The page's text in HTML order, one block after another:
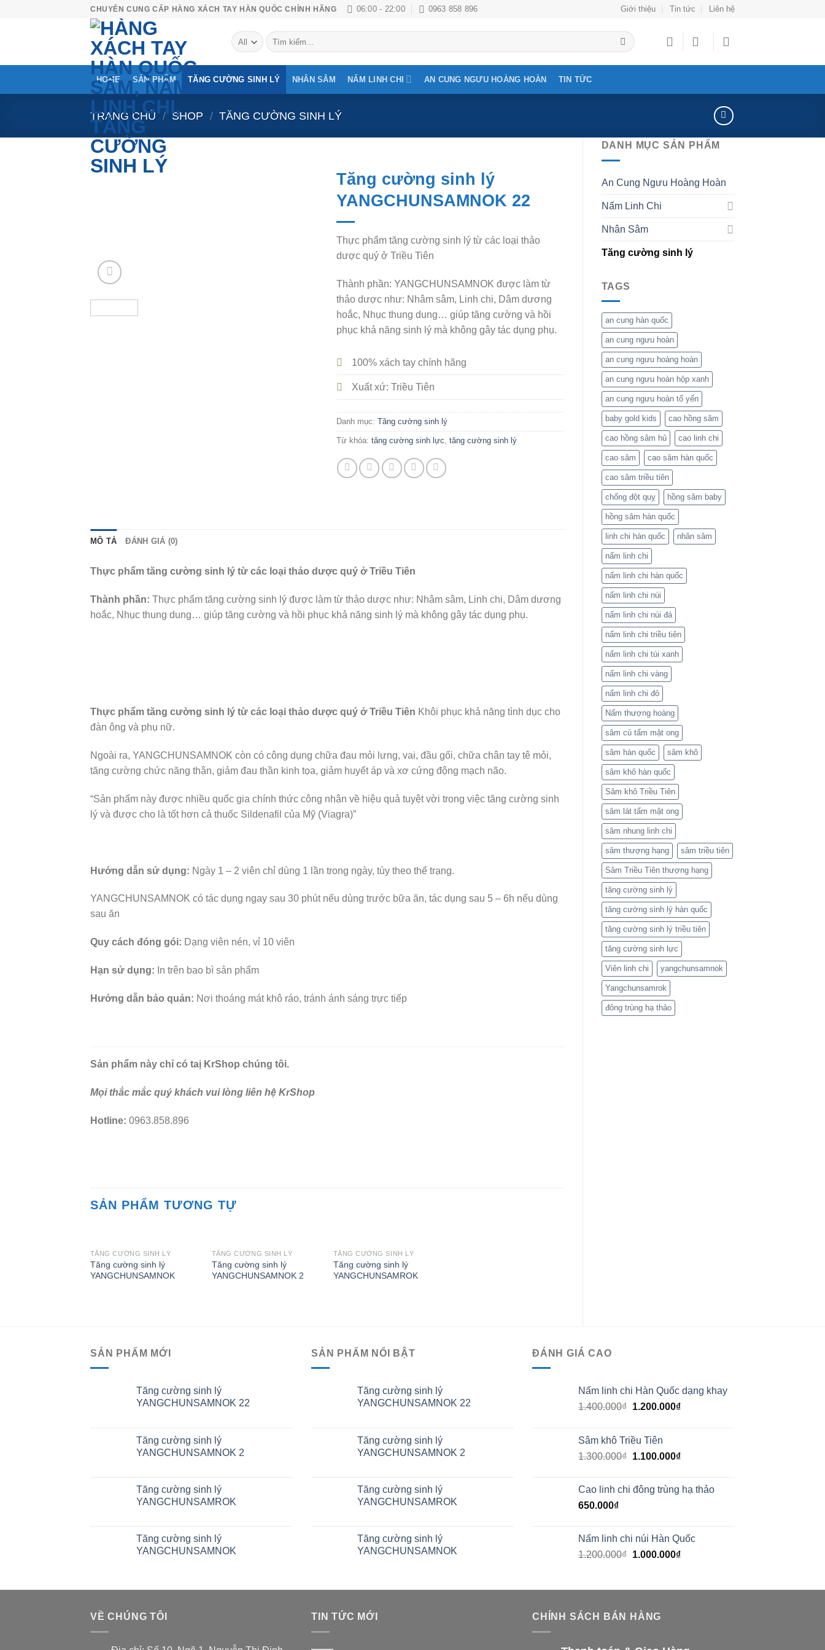
CHUYÊN CUNG CẤP HÀNG XÁCH TAY HÀN QUỐC CHÍNH HÃNG 06:00 - 22:00 0963 858 896 Giới thiệu Tin tức Liên hệ
Tìm
kiếm:
HOME SẢN PHẨM TĂNG CƯỜNG SINH LÝ NHÂN SÂM NẤM LINH CHI AN CUNG NGƯU HOÀNG HOÀN TIN TỨC
TRANG CHỦ / SHOP / TĂNG CƯỜNG SINH LÝ
DANH MỤC SẢN PHẨM
An Cung Ngưu Hoàng Hoàn
Nấm Linh Chi
Nhân Sâm
Tăng cường sinh lý
TAGS
an cung hàn quốc
an cung ngưu hoàn
an cung ngưu hoàng hoàn
an cung ngưu hoàn hộp xanh
an cung ngưu hoàn tổ yến
baby gold kids cao hồng sâm
cao hồng sâm hủ cao linh chi
cao sâm cao sâm hàn quốc
cao sâm triều tiên
chống đột quỵ hồng sâm baby
hồng sâm hàn quốc
linh chi hàn quốc nhân sâm
nấm linh chi
nấm linh chi hàn quốc
nấm linh chi núi
nấm linh chi núi đá
nấm linh chi triều tiên
nấm linh chi túi xanh
nấm linh chi vàng
nấm linh chi đỏ
Nấm thượng hoàng
sâm củ tẩm mật ong
sâm hàn quốc sâm khô
sâm khô hàn quốc
Sâm khô Triều Tiên
sâm lát tẩm mật ong
sâm nhung linh chi
sâm thượng hạng sâm triều tiên
Sâm Triều Tiên thượng hạng
tăng cường sinh lý
tăng cường sinh lý hàn quốc
tăng cường sinh lý triều tiên
tăng cường sinh lực
Viên linh chi yangchunsamnok
Yangchunsamrok
đông trùng hạ thảo
Tăng cường sinh lý
YANGCHUNSAMNOK 22
Thực phẩm tăng cường sinh lý từ các loại thảo
dược quý ở Triều Tiên
Thành phần: YANGCHUNSAMNOK được làm từ
thảo dược như: Nhâm sâm, Linh chi, Dâm dương
hoắc, Nhục thung dung… giúp tăng cường và hồi
phục khả năng sinh lý mà không gây tác dụng phụ.
100% xách tay chính hãng
Xuất xứ: Triều Tiên
Danh mục: Tăng cường sinh lý
Từ khóa: tăng cường sinh lực, tăng cường sinh lý
MÔ TẢ ĐÁNH GIÁ (0)
Thực phẩm tăng cường sinh lý từ các loại thảo dược quý ở Triều Tiên
Thành phần: Thực phẩm tăng cường sinh lý được làm từ thảo dược như: Nhâm sâm, Linh chi, Dâm dương
hoắc, Nhục thung dung… giúp tăng cường và hồi phục khả năng sinh lý mà không gây tác dụng phụ.
Thực phẩm tăng cường sinh lý từ các loại thảo dược quý ở Triều Tiên Khôi phục khả năng tình dục cho
đàn ông và phụ nữ.
Ngoài ra, YANGCHUNSAMNOK còn có công dụng chữa đau mỏi lưng, vai, đầu gối, chữa chân tay tê mỏi,
tăng cường chức năng thận, giảm đau thần kinh tọa, giảm huyết áp và xơ cứng động mạch não.
“Sản phẩm này được nhiều quốc gia chính thức công nhận về hiệu quả tuyệt vời trong việc tăng cường sinh
lý và được cho là tốt hơn cả thuốc Sildenafil của Mỹ (Viagra)”
Hướng dẫn sử dụng: Ngày 1 – 2 viên chỉ dùng 1 lần trong ngày, tùy theo thể trạng.
YANGCHUNSAMNOK có tác dụng ngay sau 30 phút nếu dùng trước bữa ăn, tác dụng sau 5 – 6h nếu dùng
sau ăn
Quy cách đóng gói: Dạng viên nén, vỉ 10 viên
Hạn sử dụng: In trên bao bì sản phẩm
Hướng dẫn bảo quản: Nơi thoáng mát khô ráo, tránh ánh sáng trực tiếp
Sản phẩm này chỉ có taị KrShop chúng tôi.
Mọi thắc mắc quý khách vui lòng liên hệ KrShop
Hotline: 0963.858.896
SẢN PHẨM TƯƠNG TỰ
TĂNG CƯỜNG SINH LÝ
Tăng cường sinh lý
YANGCHUNSAMNOK
TĂNG CƯỜNG SINH LÝ
Tăng cường sinh lý
YANGCHUNSAMNOK 2
TĂNG CƯỜNG SINH LÝ
Tăng cường sinh lý
YANGCHUNSAMROK
SẢN PHẨM MỚI
Tăng cường sinh lý
YANGCHUNSAMNOK 22
Tăng cường sinh lý
YANGCHUNSAMNOK 2
Tăng cường sinh lý
YANGCHUNSAMROK
Tăng cường sinh lý
YANGCHUNSAMNOK
SẢN PHẨM NỔI BẬT
Tăng cường sinh lý
YANGCHUNSAMNOK 22
Tăng cường sinh lý
YANGCHUNSAMNOK 2
Tăng cường sinh lý
YANGCHUNSAMROK
Tăng cường sinh lý
YANGCHUNSAMNOK
ĐÁNH GIÁ CAO
Nấm linh chi Hàn Quốc dạng khay
1.400.000₫ 1.200.000₫
Sâm khô Triều Tiên
1.300.000₫ 1.100.000₫
Cao linh chi đông trùng hạ thảo
650.000₫
Nấm linh chi núi Hàn Quốc
1.200.000₫ 1.000.000₫
VỀ CHÚNG TÔI TIN TỨC MỚI CHÍNH SÁCH BÁN HÀNG